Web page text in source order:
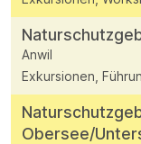
Anwil
Exkursionen,
Obersee/